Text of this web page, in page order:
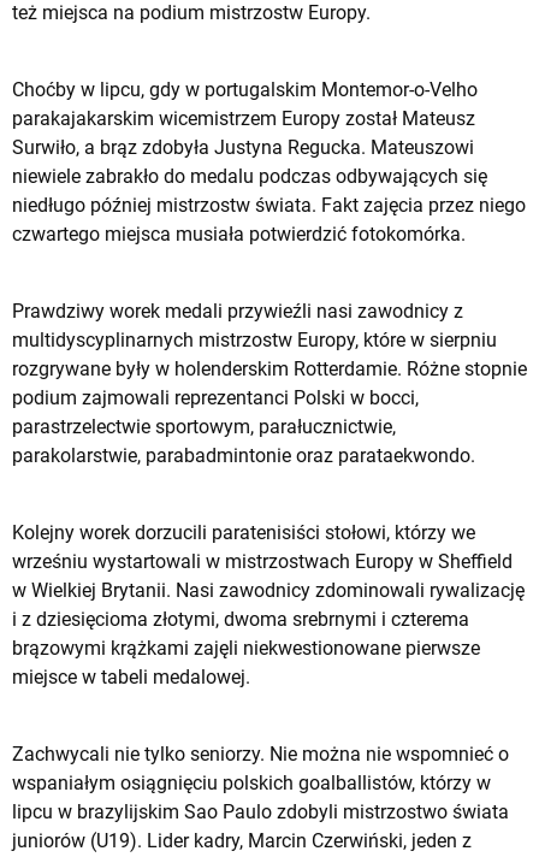
też miejsca na podium mistrzostw Europy.
Choćby w lipcu, gdy w portugalskim Montemor-o-Velho
parakajakarskim wicemistrzem Europy został Mateusz
Surwiło, a brąz zdobyła Justyna Regucka. Mateuszowi
niewiele zabrakło do medalu podczas odbywających się
niedługo później mistrzostw świata. Fakt zajęcia przez niego
czwartego miejsca musiała potwierdzić fotokomórka.
Prawdziwy worek medali przywieźli nasi zawodnicy z
multidyscyplinarnych mistrzostw Europy, które w sierpniu
rozgrywane były w holenderskim Rotterdamie. Różne stopnie
podium zajmowali reprezentanci Polski w bocci,
parastrzelectwie sportowym, parałucznictwie,
parakolarstwie, parabadmintonie oraz parataekwondo.
Kolejny worek dorzucili paratenisiści stołowi, którzy we
wrześniu wystartowali w mistrzostwach Europy w Sheffield
w Wielkiej Brytanii. Nasi zawodnicy zdominowali rywalizację
i z dziesięcioma złotymi, dwoma srebrnymi i czterema
brązowymi krążkami zajęli niekwestionowane pierwsze
miejsce w tabeli medalowej.
Zachwycali nie tylko seniorzy. Nie można nie wspomnieć o
wspaniałym osiągnięciu polskich goalballistów, którzy w
lipcu w brazylijskim Sao Paulo zdobyli mistrzostwo świata
juniorów (U19). Lider kadry, Marcin Czerwiński, jeden z